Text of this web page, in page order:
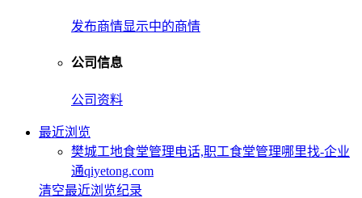
发布商情显示中的商情
公司信息
公司资料
最近浏览
樊城工地食堂管理电话,职工食堂管理哪里找-企业
通qiyetong.com
清空最近浏览纪录